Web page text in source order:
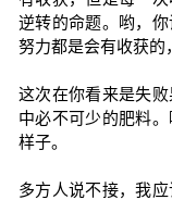
逆转的命题。哟，
努力都是会有收获的
这次在你看来是失
中必不可少的肥料
样子。
多方人说不接，我